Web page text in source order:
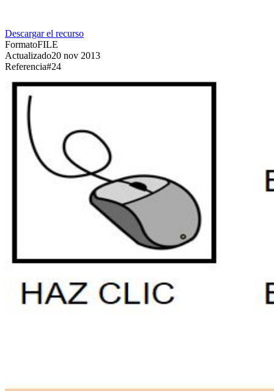
Descargar el recurso
FormatoFILE
Actualizado20 nov 2013
Referencia#24